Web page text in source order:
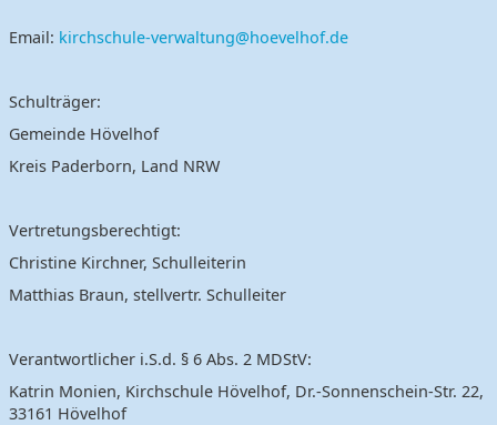
Email: kirchschule-verwaltung@hoevelhof.de
Schulträger:
Gemeinde Hövelhof
Kreis Paderborn, Land NRW
Vertretungsberechtigt:
Christine Kirchner, Schulleiterin
Matthias Braun, stellvertr. Schulleiter
Verantwortlicher i.S.d. § 6 Abs. 2 MDStV:
Katrin Monien, Kirchschule Hövelhof, Dr.-Sonnenschein-Str. 22,
33161 Hövelhof